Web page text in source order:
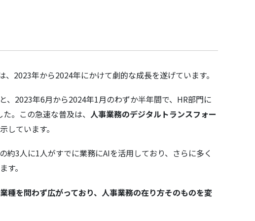
か」から「どう導入するか」へ
的アプローチ
義
の重要性
2023年から2024年にかけて劇的な成長を遂げています。
、2023年6月から2024年1月のわずか半年間で、HR部門に
。この急速な普及は、 人事業務のデジタルトランスフォー
しています。
約3人に1人がすでに業務にAIを活用しており、さらに多く
す。
種を問わず広がっており、人事業務の在り方そのものを変